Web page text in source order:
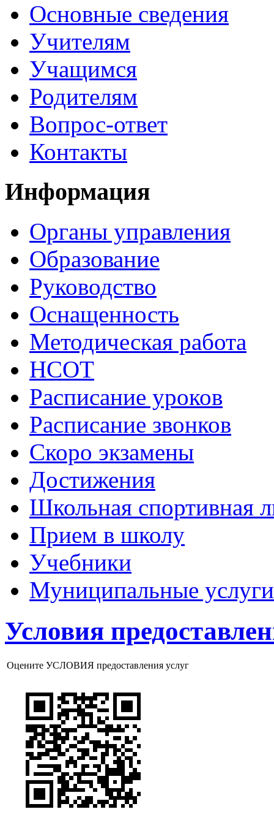
Основные сведения
Учителям
Учащимся
Родителям
Вопрос-ответ
Контакты
Информация
Органы управления
Образование
Руководство
Оснащенность
Методическая работа
НСОТ
Расписание уроков
Расписание звонков
Скоро экзамены
Достижения
Школьная спортивная
Прием в школу
Учебники
Муниципальные услуги
Условия
Оцените УСЛОВИЯ предоставления услуг